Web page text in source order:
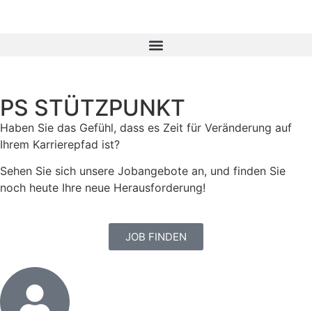
PS STÜTZPUNKT
Haben Sie das Gefühl, dass es Zeit für Veränderung auf
Ihrem Karrierepfad ist?
Sehen Sie sich unsere Jobangebote an, und finden Sie
noch heute Ihre neue Herausforderung!
JOB FINDEN